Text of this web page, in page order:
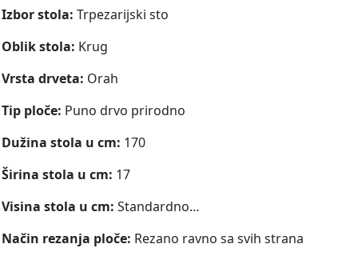
Izbor stola: Trpezarijski sto
Oblik stola: Krug
Vrsta drveta: Orah
Tip ploče: Puno drvo prirodno
Dužina stola u cm: 170
Širina stola u cm: 17
Visina stola u cm: Standardno…
Način rezanja ploče: Rezano ravno sa svih strana